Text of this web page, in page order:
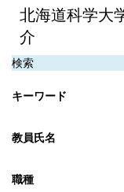
北海道科学大
介
検索
キーワード
教員氏名
職種